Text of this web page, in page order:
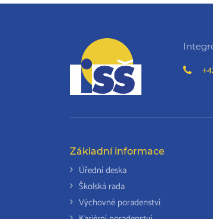
Základní informace
Úřední deska
Školská rada
Výchovné poradenství